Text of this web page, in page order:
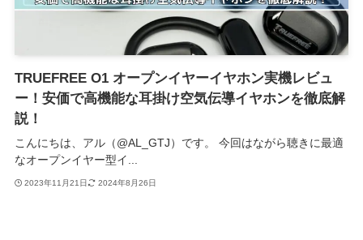
TRUEFREE O1 オープンイヤーイヤホン実機レビュ
ー！安価で高機能な耳掛け空気伝導イヤホンを徹底解
説！
こんにちは、アル（@AL_GTJ）です。 今回はながら聴きに最適
なオープンイヤー型イ...
2023年11月21日 2024年8月26日